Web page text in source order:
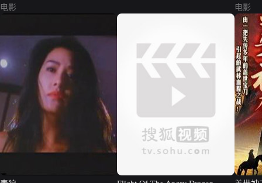
电影
电影